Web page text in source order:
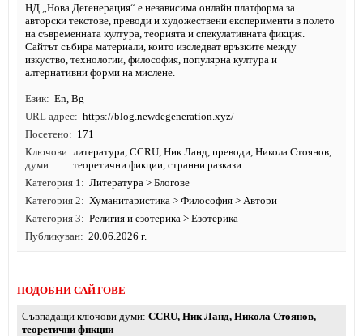
НД „Нова Дегенерация“ е независима онлайн платформа за
авторски текстове, преводи и художествени експерименти в полето
на съвременната култура, теорията и спекулативната фикция.
Сайтът събира материали, които изследват връзките между
изкуство, технологии, философия, популярна култура и
алтернативни форми на мислене.
Език En, Bg
URL адрес
https://blog.newdegeneration.xyz/
Посетено
171
Ключови
думи
литература,CCRU,Ник Ланд,преводи,Никола Стоянов,
теоретични фикции, странни разкази
Категория 1
Литература > Блогове
Категория 2
Хуманитаристика > Философия > Автори
Категория 3
Религия и езотерика > Езотерика
Публикуван
20.06.2026 г.
ПОДОБНИ САЙТОВЕ
Съвпадащи ключови думи CCRU, Ник Ланд, Никола Стоянов,
теоретични фикции